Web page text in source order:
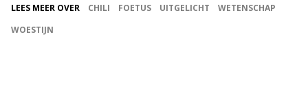
LEES MEER OVER CHILI FOETUS UITGELICHT
WETENSCHAP
WOESTIJN